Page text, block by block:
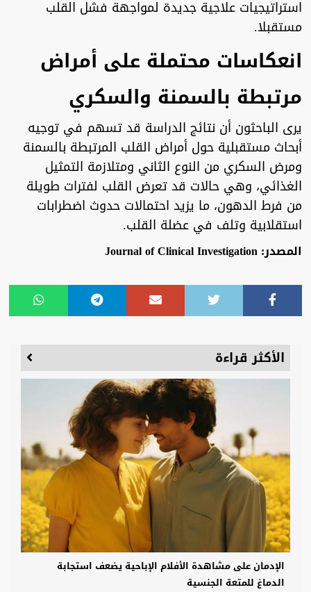
استراتيجيات علاجية جديدة لمواجهة فشل القلب
مستقبلا.
انعكاسات محتملة على أمراض
مرتبطة بالسمنة والسكري
يرى الباحثون أن نتائج الدراسة قد تسهم في توجيه
أبحاث مستقبلية حول أمراض القلب المرتبطة بالسمنة
ومرض السكري من النوع الثاني ومتلازمة التمثيل
الغذائي، وهي حالات قد تعرض القلب لفترات طويلة
من فرط الدهون، ما يزيد احتمالات حدوث اضطرابات
استقلابية وتلف في عضلة القلب.
المصدر: Journal of Clinical Investigation
الأكثر قراءة
الإدمان على مشاهدة الأفلام الإباحية يضعف استجابة
الدماغ للمتعة الجنسية